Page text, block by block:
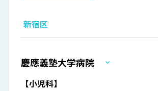
新宿区
慶應義塾大学病院
【小児科】